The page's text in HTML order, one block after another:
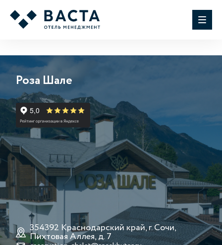
Роза Шале
354392 Краснодарский край, г. Сочи,
Пихтовая Аллея, д. 7